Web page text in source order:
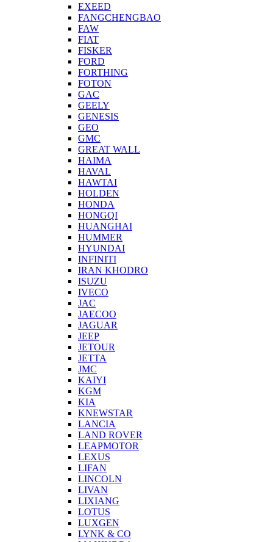
EXEED
FANGCHENGBAO
FAW
FIAT
FISKER
FORD
FORTHING
FOTON
GAC
GEELY
GENESIS
GEO
GMC
GREAT WALL
HAIMA
HAVAL
HAWTAI
HOLDEN
HONDA
HONGQI
HUANGHAI
HUMMER
HYUNDAI
INFINITI
IRAN KHODRO
ISUZU
IVECO
JAC
JAECOO
JAGUAR
JEEP
JETOUR
JETTA
JMC
KAIYI
KGM
KIA
KNEWSTAR
LANCIA
LAND ROVER
LEAPMOTOR
LEXUS
LIFAN
LINCOLN
LIVAN
LIXIANG
LOTUS
LUXGEN
LYNK & CO